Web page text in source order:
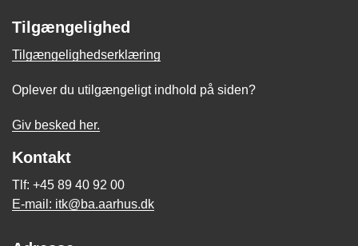
Tilgængelighed
Tilgængelighedserklæring
Oplever du utilgængeligt indhold på siden?
Giv besked her.
Kontakt
Tlf: +45 89 40 92 00
E-mail: itk@ba.aarhus.dk